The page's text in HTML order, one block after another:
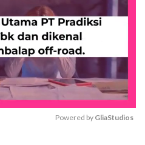
Powered by GliaStudios